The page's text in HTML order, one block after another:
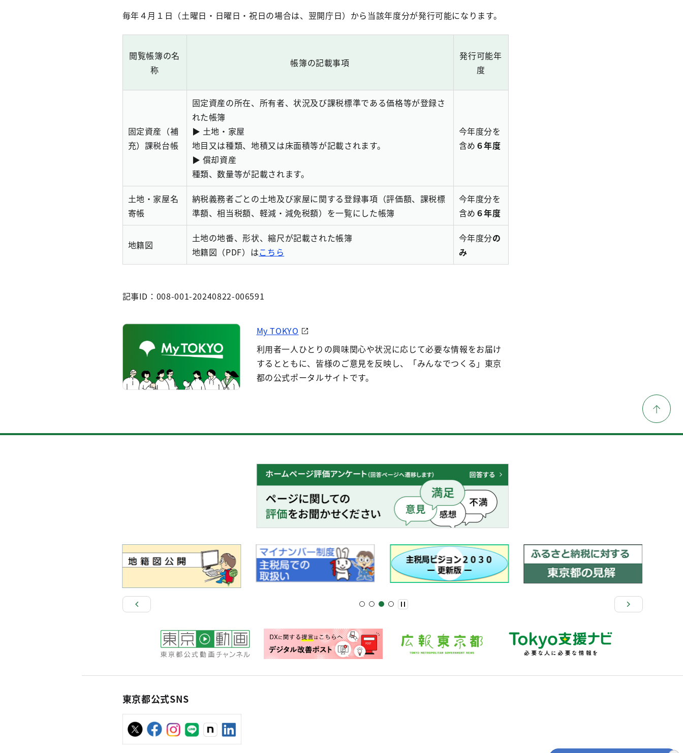
毎年４月１日（土曜日・日曜日・祝日の場合は、翌開庁日）から当該年度分が発行可能になります。
閲覧帳簿の名
称
帳簿の記載事項
発行可能年
度
固定資産（補
充）課税台帳
固定資産の所在、所有者、状況及び課税標準である価格等が登録さ
れた帳簿
▶ 土地・家屋
地目又は種類、地積又は床面積等が記載されます。
▶ 償却資産
種類、数量等が記載されます。
今年度分を
含め ６年度
土地・家屋名
寄帳
納税義務者ごとの土地及び家屋に関する登録事項（評価額、課税標
準額、相当税額、軽減・減免税額）を一覧にした帳簿
今年度分を
含め ６年度
地籍図
土地の地番、形状、縮尺が記載された帳簿
地籍図（PDF）はこちら
今年度分の
み
記事ID：008-001-20240822-006591
My TOKYO
利用者一人ひとりの興味関心や状況に応じて必要な情報をお届け
するとともに、皆様のご意見を反映し、「みんなでつくる」東京
都の公式ポータルサイトです。
東京都公式SNS